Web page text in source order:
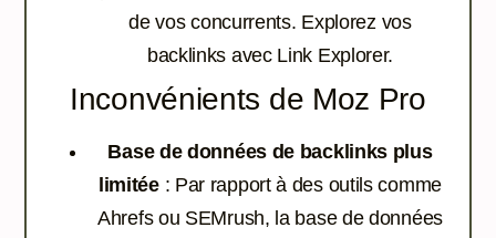
de vos concurrents. Explorez vos
backlinks avec Link Explorer.
Inconvénients de Moz Pro
Base de données de backlinks plus
limitée: Par rapport à des outils comme
Ahrefs ou SEMrush, la base de données